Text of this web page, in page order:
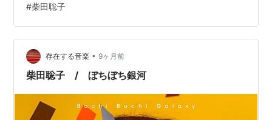
発売日:
この商品を含むブログを見る
北村早樹子 / グレイテスト・ヒッツ - OTOTOY
ウーリツァー 2 Synergy (My Favorite Things Ver.) 3 目
の下 (My Favorite Things Ver.) 4 うつむき (My Favorite
Things Ver.) 5 白…
#柴田聡子
存在する音楽 • 9ヶ月前
柴田聡子 / ぼちぼち銀河